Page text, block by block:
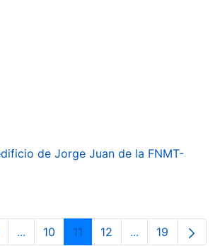
de Jorge Juan de la FNMT-
...Intermediate Pages Use TAB to
Page
10 Page
11 Page
12 ...Intermediate
Page
19